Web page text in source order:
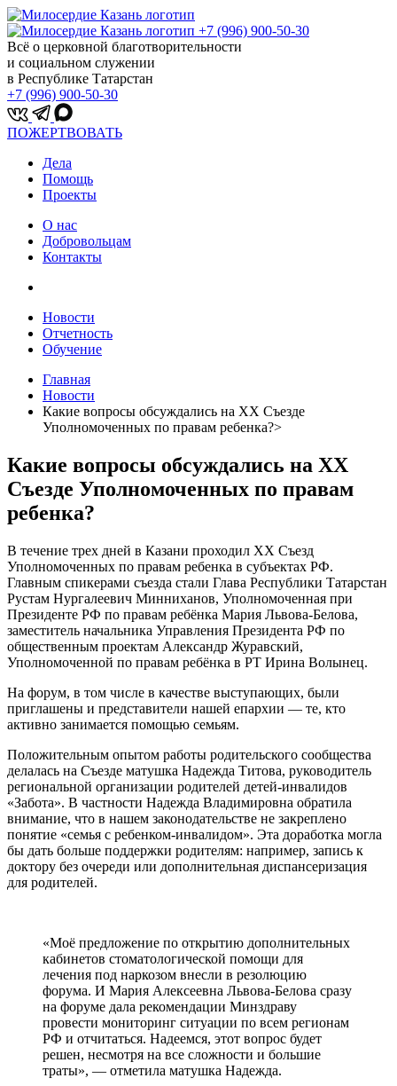
+7 (996) 900-50-30
Всё о церковной благотворительности
и социальном служении
в Республике Татарстан
+7 (996) 900-50-30
ПОЖЕРТВОВАТЬ
Дела
Помощь
Проекты
О нас
Добровольцам
Контакты
Новости
Отчетность
Обучение
Главная
Новости
Какие вопросы обсуждались на ХХ Съезде
Уполномоченных по правам ребенка?>
Какие вопросы обсуждались на ХХ
Съезде Уполномоченных по правам
ребенка?
В течение трех дней в Казани проходил ХХ Съезд
Уполномоченных по правам ребенка в субъектах РФ.
Главным спикерами съезда стали Глава Республики Татарстан
Рустам Нургалеевич Минниханов, Уполномоченная при
Президенте РФ по правам ребёнка Мария Львова-Белова,
заместитель начальника Управления Президента РФ по
общественным проектам Александр Журавский,
Уполномоченной по правам ребёнка в РТ Ирина Волынец.
На форум, в том числе в качестве выступающих, были
приглашены и представители нашей епархии — те, кто
активно занимается помощью семьям.
Положительным опытом работы родительского сообщества
делалась на Съезде матушка Надежда Титова, руководитель
региональной организации родителей детей-инвалидов
«Забота». В частности Надежда Владимировна обратила
внимание, что в нашем законодательстве не закреплено
понятие «семья с ребенком-инвалидом». Эта доработка могла
бы дать больше поддержки родителям: например, запись к
доктору без очереди или дополнительная диспансеризация
для родителей.
«Моё предложение по открытию дополнительных
кабинетов стоматологической помощи для
лечения под наркозом внесли в резолюцию
форума. И Мария Алексеевна Львова-Белова сразу
на форуме дала рекомендации Минздраву
провести мониторинг ситуации по всем регионам
РФ и отчитаться. Надеемся, этот вопрос будет
решен, несмотря на все сложности и большие
траты», — отметила матушка Надежда.